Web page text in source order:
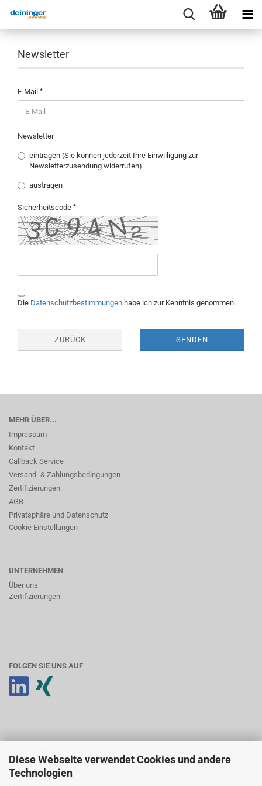
Diese Webseite verwendet Cookies und andere
Technologien
Newsletter
NEWSLETTER
E-Mail
Newsletter
eintragen (Sie können jederzeit Ihre Einwilligung zur
Newsletterzusendung widerrufen)
austragen
Sicherheitscode
Die Datenschutzbestimmungen habe ich zur Kenntnis genommen.
ZURÜCK SENDEN
MEHR ÜBER...
Impressum
Kontakt
Callback Service
Versand- & Zahlungsbedingungen
Zertifizierungen
AGB
Privatsphäre und Datenschutz
Cookie Einstellungen
UNTERNEHMEN
Über uns
Zertifizierungen
FOLGEN SIE UNS AUF
Anmeldung & Registrierung
Ihr Konto